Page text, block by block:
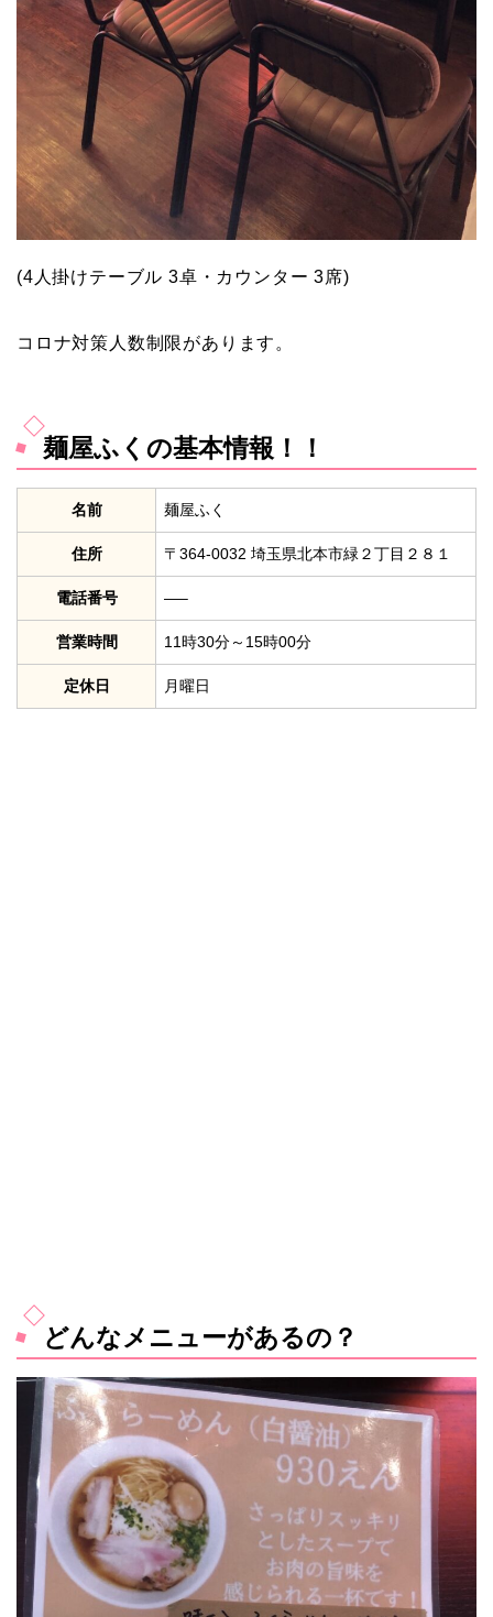
(4人掛けテーブル 3卓・カウンター 3席)
コロナ対策人数制限があります。
麺屋ふくの基本情報！！
名前 麺屋ふく
住所 〒364-0032 埼玉県北本市緑２丁目２８１
電話番号 —–
営業時間 11時30分～15時00分
定休日 月曜日
どんなメニューがあるの？